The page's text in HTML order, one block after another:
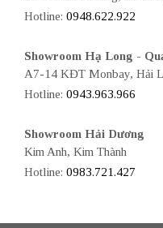
Hotline: 0948.622.922
Showroom Hạ Long -
A7-14 KĐT Monbay, Hải
Hotline: 0943.963.966
Showroom Hải Dương
Kim Anh, Kim Thành
Hotline: 0983.721.427